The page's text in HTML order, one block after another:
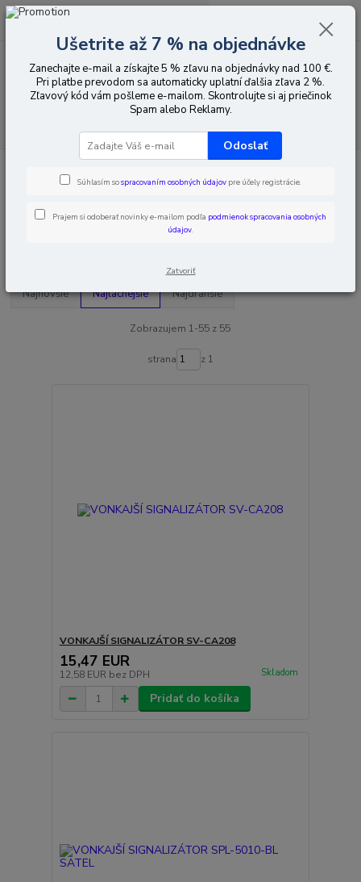
Menu
0,00 EUR
Vonkajšie signalizátory
Najnovšie Najlacnejšie Najdrahšie
Zobrazujem 1-55 z 55
strana z 1
VONKAJŠÍ SIGNALIZÁTOR SV-CA208
15,47 EUR
12,58 EUR bez DPH Skladom
Pridať do košíka
Ušetrite až 7 % na objednávke
Zanechajte e-mail a získajte 5 % zľavu na objednávky nad 100 €.
Pri platbe prevodom sa automaticky uplatní ďalšia zľava 2 %.
Zľavový kód vám pošleme e-mailom. Skontrolujte si aj priečinok
Spam alebo Reklamy.
Odoslať
Súhlasím sospracovaním osobných údajov pre účely registrácie.
Prajem si odoberať novinky e-mailom podľa podmienok spracovania osobných
údajov.
Zatvoriť